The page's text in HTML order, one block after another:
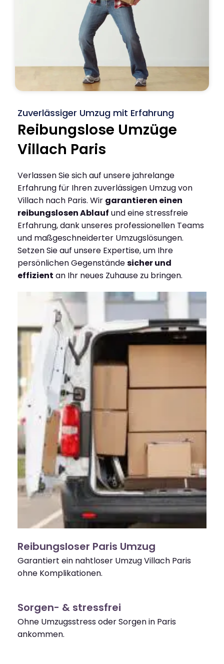
Zuverlässiger Umzug mit Erfahrung
Reibungslose Umzüge
Villach Paris
Verlassen Sie sich auf unsere jahrelange
Erfahrung für Ihren zuverlässigen Umzug von
Villach nach Paris. Wir garantieren einen
reibungslosen Ablauf und eine stressfreie
Erfahrung, dank unseres professionellen Teams
und maßgeschneiderter Umzugslösungen.
Setzen Sie auf unsere Expertise, um Ihre
persönlichen Gegenständesicher und
effizient an Ihr neues Zuhause zu bringen.
Reibungsloser Paris Umzug
Garantiert ein nahtloser Umzug Villach Paris
ohne Komplikationen.
Sorgen- & stressfrei
Ohne Umzugsstress oder Sorgen in Paris
ankommen.